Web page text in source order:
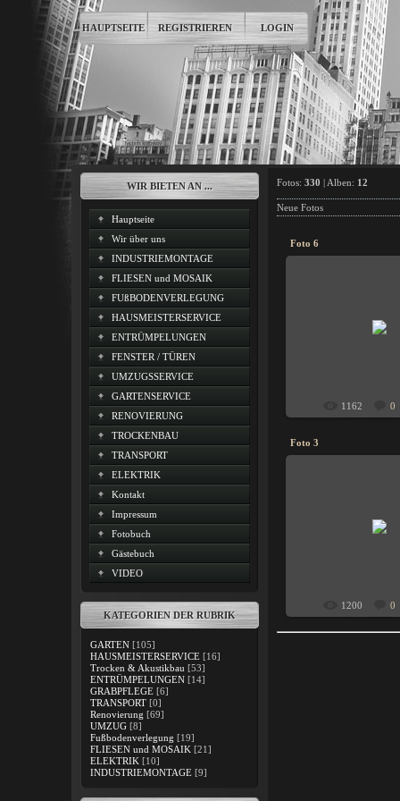
HAUPTSEITE REGISTRIEREN LOGIN
WIR BIETEN AN ...
Hauptseite
Wir über uns
INDUSTRIEMONTAGE
FLIESEN und MOSAIK
FUßBODENVERLEGUNG
HAUSMEISTERSERVICE
ENTRÜMPELUNGEN
FENSTER / TÜREN
UMZUGSSERVICE
GARTENSERVICE
RENOVIERUNG
TROCKENBAU
TRANSPORT
ELEKTRIK
Kontakt
Impressum
Fotobuch
Gästebuch
VIDEO
KATEGORIEN DER RUBRIK
GARTEN [105]
HAUSMEISTERSERVICE [16]
Trocken & Akustikbau [53]
ENTRÜMPELUNGEN [14]
GRABPFLEGE [6]
TRANSPORT [0]
Renovierung [69]
UMZUG [8]
Fußbodenverlegung [19]
FLIESEN und MOSAIK [21]
ELEKTRIK [10]
INDUSTRIEMONTAGE [9]
Fotos: 330 | Alben: 12
Neue Fotos
Foto 6
1162 0
Foto 3
1200 0